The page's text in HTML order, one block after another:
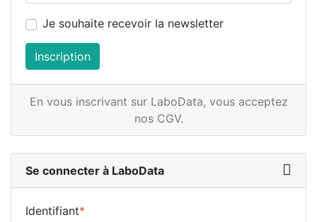
Je souhaite recevoir la newsletter
Inscription
En vous inscrivant sur LaboData, vous acceptez
nos CGV.
Se connecter à LaboData
Identifiant*